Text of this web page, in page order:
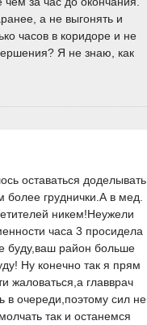
а не выгонять и
часов в коридоре и не
Я не знаю, как
оставаться доделывать
груднички.А в мед.
никем!Неужели
часа 3 просидела
буду,ваш район больше
Ну конечно так я прям
жаловаться,а главврач
в очереди,поэтому сил не
так и останемся